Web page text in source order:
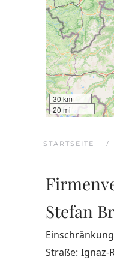
30 km
20 mi
STARTSEITE
Stefan
Straße: Ignaz-